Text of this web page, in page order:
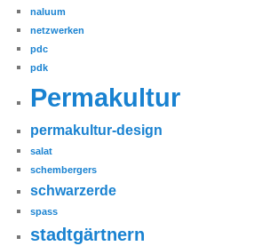
naluum
netzwerken
pdc
pdk
Permakultur
permakultur-design
salat
schembergers
schwarzerde
spass
stadtgärtnern